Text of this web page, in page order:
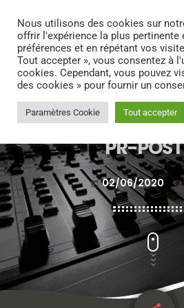
PR-
today 02/06/2020
Nous utilisons des cookies sur
offrir l'expérience la plus pertinente
préférences et en répétant vos
Tout accepter », vous consentez à
cookies. Cependant, vous pouvez
des cookies » pour fournir un
Paramètres Cookie Tout accepter